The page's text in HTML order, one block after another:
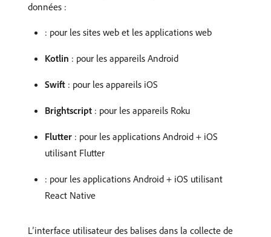
données :
​: pour les sites web et les applications web
Kotlin : pour les appareils Android
Swift : pour les appareils iOS
Brightscript : pour les appareils Roku
Flutter : pour les applications Android + iOS
utilisant Flutter
​: pour les applications Android + iOS utilisant
React Native
L’interface utilisateur des balises dans la collecte de